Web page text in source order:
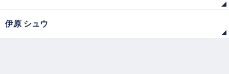
伊原 シュウ